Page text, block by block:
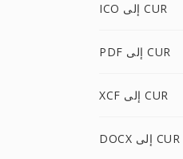
ICO إلى CUR
PDF إلى CUR
XCF إلى CUR
DOCX إلى CUR